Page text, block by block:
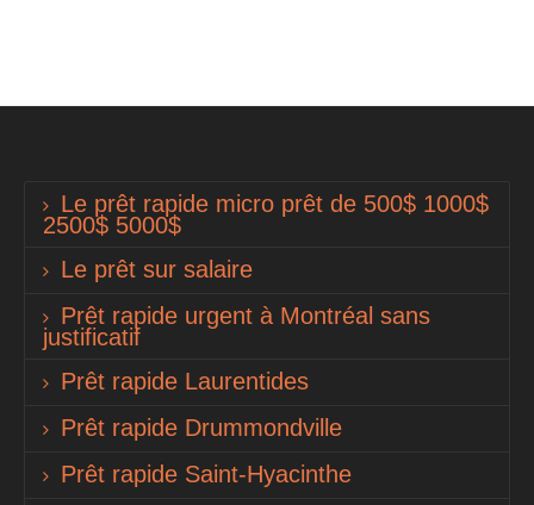
Le prêt rapide micro prêt de 500$ 1000$
2500$ 5000$
Le prêt sur salaire
Prêt rapide urgent à Montréal sans
justificatif
Prêt rapide Laurentides
Prêt rapide Drummondville
Prêt rapide Saint-Hyacinthe